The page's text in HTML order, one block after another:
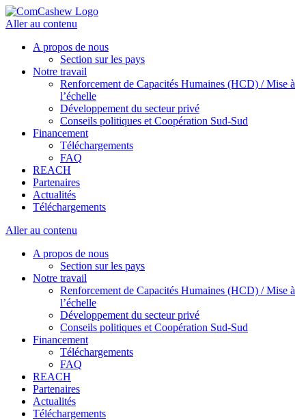
Aller au contenu
A propos de nous
Section sur les pays
Notre travail
Renforcement de Capacités Humaines (HCD) / Mise à
l’échelle
Développement du secteur privé
Conseils politiques et Coopération Sud-Sud
Financement
Téléchargements
FAQ
REACH
Partenaires
Actualités
Téléchargements
Aller au contenu
A propos de nous
Section sur les pays
Notre travail
Renforcement de Capacités Humaines (HCD) / Mise à
l’échelle
Développement du secteur privé
Conseils politiques et Coopération Sud-Sud
Financement
Téléchargements
FAQ
REACH
Partenaires
Actualités
Téléchargements